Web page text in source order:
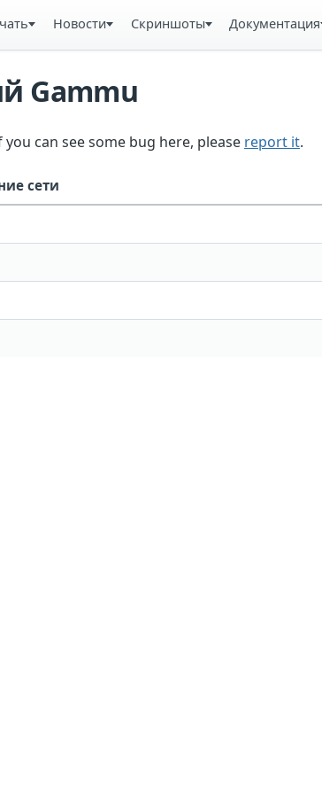
Новости Скриншоты Документация
Gammu
can see some bug here, please report it.
сети